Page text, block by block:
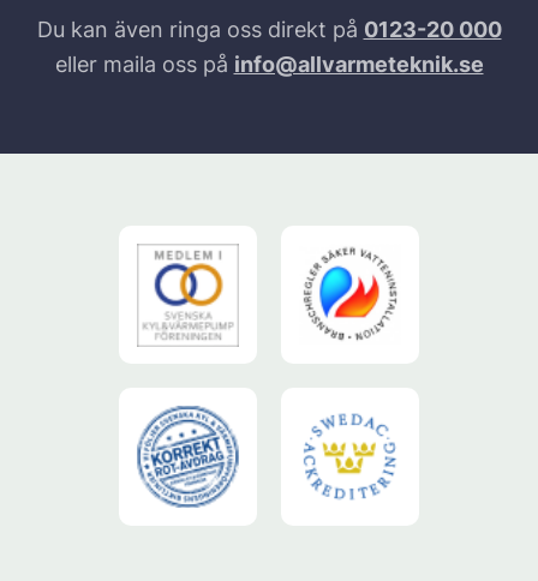
Du kan även ringa oss direkt på 0123-20 000
eller maila oss på info@allvarmeteknik.se